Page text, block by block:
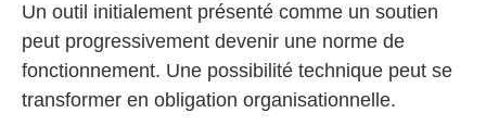
Un outil initialement présenté comme un soutien
peut progressivement devenir une norme de
fonctionnement. Une possibilité technique peut se
transformer en obligation organisationnelle.